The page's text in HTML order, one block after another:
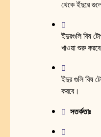
থেকে ইঁদুরে
ইঁদুরগুলি বিষ
খাওয়া শুরু
ইঁদুর গুলি বিষ
করবে।
সতর্কতাঃ